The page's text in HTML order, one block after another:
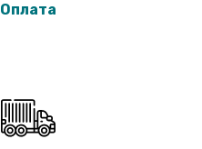
Оплата